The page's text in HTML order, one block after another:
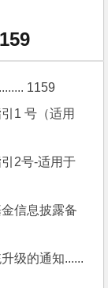
1159
1 号（适用
2号-适用于
信息披露备
级的通知......